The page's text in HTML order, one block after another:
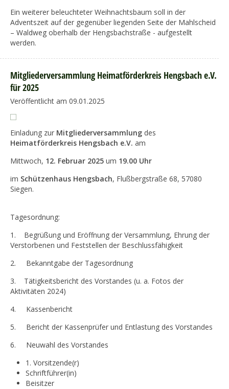
Ein weiterer beleuchteter Weihnachtsbaum soll in der
Adventszeit auf der gegenüber liegenden Seite der Mahlscheid
– Waldweg oberhalb der Hengsbachstraße - aufgestellt
werden.
Mitgliederversammlung Heimatförderkreis Hengsbach e.V.
für 2025
Veröffentlicht am 09.01.2025
Einladung zur Mitgliederversammlung des
Heimatförderkreis Hengsbach e.V. am
Mittwoch, 12. Februar 2025 um 19.00 Uhr
im Schützenhaus Hengsbach, Flußbergstraße 68, 57080
Siegen.
Tagesordnung:
1. Begrüßung und Eröffnung der Versammlung, Ehrung der
Verstorbenen und Feststellen der Beschlussfähigkeit
2. Bekanntgabe der Tagesordnung
3. Tätigkeitsbericht des Vorstandes (u. a. Fotos der
Aktivitäten 2024)
4. Kassenbericht
5. Bericht der Kassenprüfer und Entlastung des Vorstandes
6. Neuwahl des Vorstandes
1. Vorsitzende(r)
Schriftführer(in)
Beisitzer